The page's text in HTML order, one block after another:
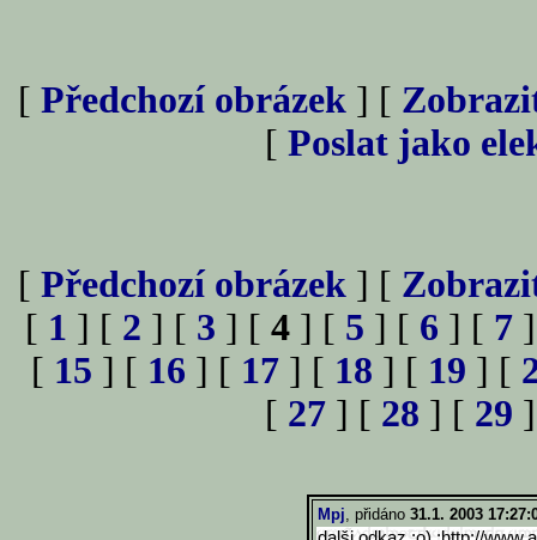
[ Předchozí obrázek ] [
[ Poslat jako
[ Předchozí obrázek ] [
[ 1 ] [ 2 ] [ 3 ] [ 4 ] [ 5 ] [ 6 ] [ 7
[ 15 ] [ 16 ] [ 17 ] [ 18 ] [ 19 ] [
[ 27 ] [ 28 ] [ 29
Mpj, přidáno 31.1. 2003